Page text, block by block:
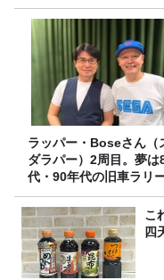
ラッパー・Boseさん（
ダラパー）2周目。夢は
代・90年代の旧車ラリ
こ
四